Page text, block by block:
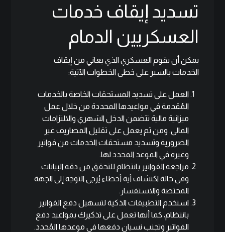
تسديد إيقاف خدمات
العسكريين الدمام
يمكن أن يقوم العسكري الذي يعاني من إيقاف
الخدمات بالسير على خطى الخطوات الآتية:
العمل على تسديد المستحقات الخاصة بالخدمات
المُقدمة في مواعيدها المحددة من خلال عمل
ميزانية مالية تتضمن الدخل الشهري والالتزامات
المالي. ومن ثم يعمل على تقليل المصاريف غير
الضرورية وتسديد مستحقات الخدمات من فواتير
وغيره في الموعد المحدد لها.
مراجعة الفواتير بانتظام للتحقق من دقة البيانات
وفي حالة اكتشاف أية أخطاء يُرجى التوجه إلى الجهة
المختصة والاستفسار.
استخدم التطبيقات الذكية لتسهيل دفع الفواتير
بانتظام، كما أنها تعمل على تذكيرك بمواعيد دفع
الفواتير وتجنب نسيان دفعها في موعدها المُحدد.